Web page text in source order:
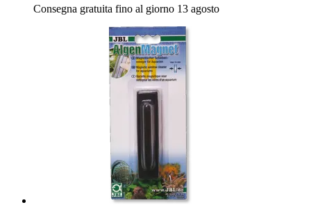
Consegna gratuita fino al giorno 13 agosto